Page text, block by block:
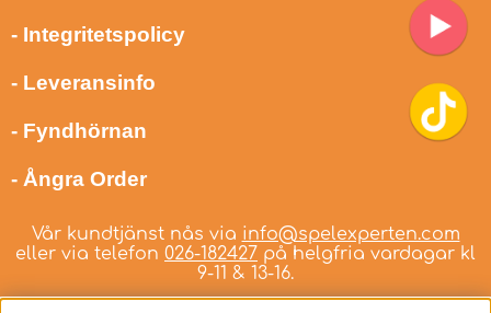
- Integritetspolicy
- Leveransinfo
- Fyndhörnan
- Ångra Order
Vår kundtjänst nås via info@spelexperten.com
eller via telefon 026-182427 på helgfria vardagar kl
9-11 & 13-16.